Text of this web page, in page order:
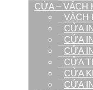
CỬA – VÁCH
VÁCH
CỬA
CỬA
CỬA
CỬA
CỬA
CỬA